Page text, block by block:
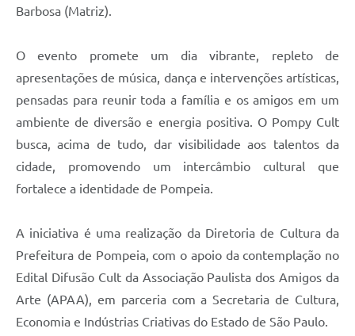
Barbosa (Matriz).
O evento promete um dia vibrante, repleto de
apresentações de música, dança e intervenções artísticas,
pensadas para reunir toda a família e os amigos em um
ambiente de diversão e energia positiva. O Pompy Cult
busca, acima de tudo, dar visibilidade aos talentos da
cidade, promovendo um intercâmbio cultural que
fortalece a identidade de Pompeia.
A iniciativa é uma realização da Diretoria de Cultura da
Prefeitura de Pompeia, com o apoio da contemplação no
Edital Difusão Cult da Associação Paulista dos Amigos da
Arte (APAA), em parceria com a Secretaria de Cultura,
Economia e Indústrias Criativas do Estado de São Paulo.